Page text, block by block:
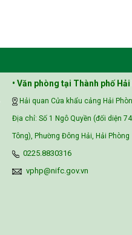
• Văn phòng tại Thành phố
Hải quan Cửa khẩu cảng Hải
Địa chỉ: Số 1 Ngô Quyền (đối diện
Tông), Phường Đông Hải, Hải Phòng
0225.8830316
vphp@nifc.gov.vn